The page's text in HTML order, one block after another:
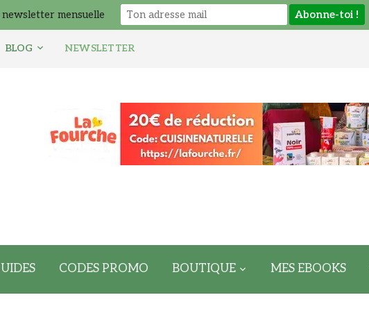
BLOG NEWSLETTER
CODES PROMO BOUTIQUE MES EBOOKS
newsletter mensuelle